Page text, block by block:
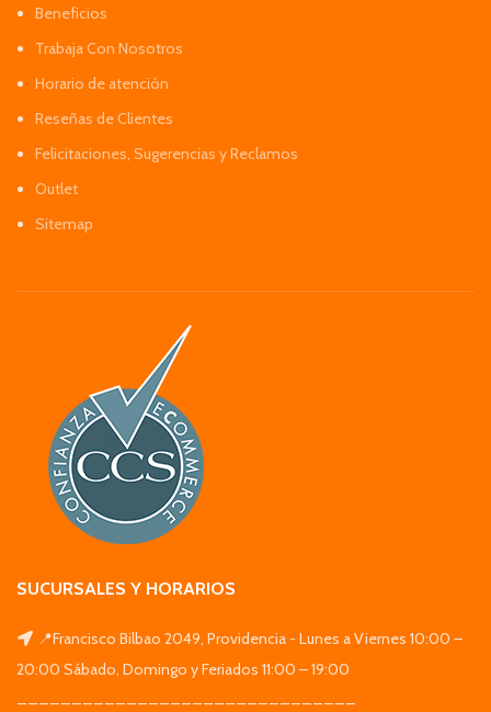
Beneficios
Trabaja Con Nosotros
Horario de atención
Reseñas de Clientes
Felicitaciones, Sugerencias y Reclamos
Outlet
Sitemap
SUCURSALES Y HORARIOS
📍Francisco Bilbao 2049, Providencia - Lunes a Viernes 10:00 –
20:00 Sábado, Domingo y Feriados 11:00 – 19:00